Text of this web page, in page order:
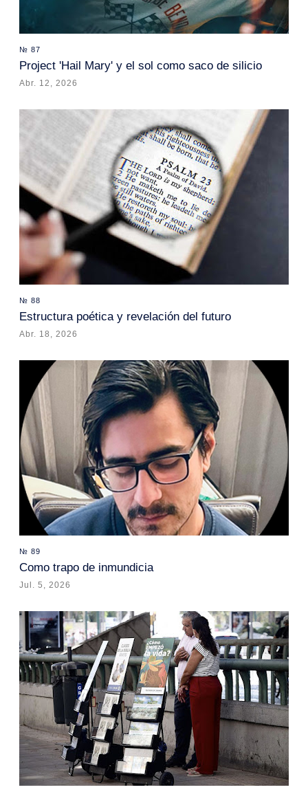
№ 87
Project 'Hail Mary' y el sol como saco de silicio
Abr. 12, 2026
№ 88
Estructura poética y revelación del futuro
Abr. 18, 2026
№ 89
Como trapo de inmundicia
Jul. 5, 2026